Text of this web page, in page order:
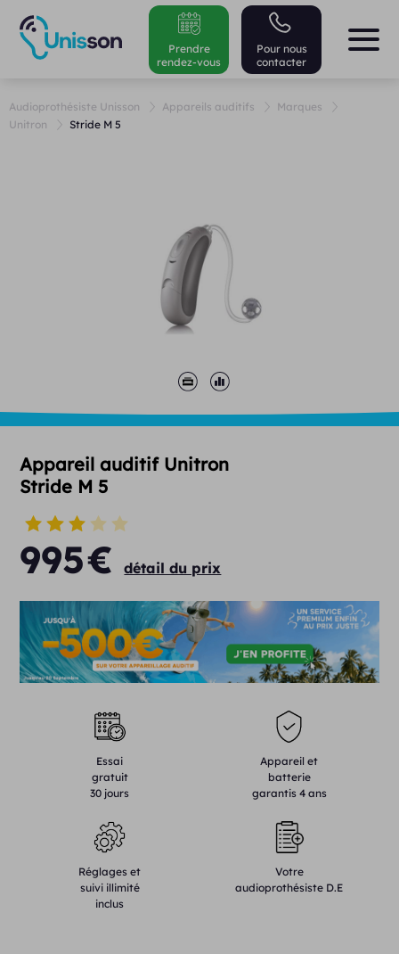
Pour nous
contacter
Prendre
rendez-vous
Audioprothésiste Unisson Appareils auditifs
Marques
Unitron
Stride M 5
Appareil auditif Unitron
Stride M 5
995€ détail du prix
Essai
gratuit
30 jours
Appareil et
batterie
garantis 4 ans
Réglages et
suivi illimité
inclus
Votre
audioprothésiste D.E